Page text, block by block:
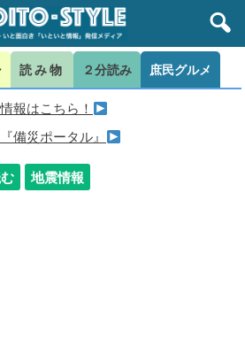
読み物 ２分読み 庶民グルメ
報はこちら！
備災ポータル』
地震情報